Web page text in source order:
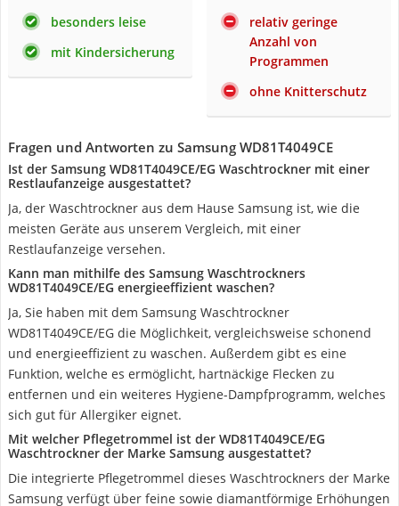
besonders leise
mit Kindersicherung
relativ geringe
Anzahl von
Programmen
ohne Knitterschutz
Fragen und Antworten zu Samsung WD81T4049CE
Ist der Samsung WD81T4049CE/EG Waschtrockner mit einer
Restlaufanzeige ausgestattet?
Ja, der Waschtrockner aus dem Hause Samsung ist, wie die
meisten Geräte aus unserem Vergleich, mit einer
Restlaufanzeige versehen.
Kann man mithilfe des Samsung Waschtrockners
WD81T4049CE/EG energieeffizient waschen?
Ja, Sie haben mit dem Samsung Waschtrockner
WD81T4049CE/EG die Möglichkeit, vergleichsweise schonend
und energieeffizient zu waschen. Außerdem gibt es eine
Funktion, welche es ermöglicht, hartnäckige Flecken zu
entfernen und ein weiteres Hygiene-Dampfprogramm, welches
sich gut für Allergiker eignet.
Mit welcher Pflegetrommel ist der WD81T4049CE/EG
Waschtrockner der Marke Samsung ausgestattet?
Die integrierte Pflegetrommel dieses Waschtrockners der Marke
Samsung verfügt über feine sowie diamantförmige Erhöhungen